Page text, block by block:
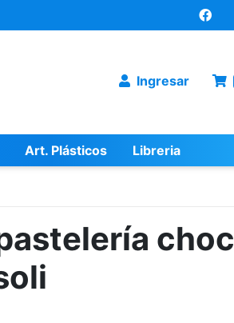
Ingresar
Art. Plásticos Libreria
choc